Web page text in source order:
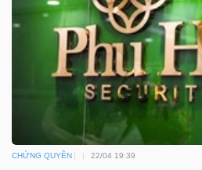
CHỨNG QUYỀN 22/04 19:39
YẾU
THIẾT